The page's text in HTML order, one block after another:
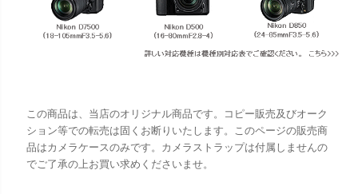
この商品は、当店のオリジナル商品です。コピー販売及びオーク
ション等での転売は固くお断りいたします。このページの販売商
品はカメラケースのみです。カメラストラップは付属しませんの
でご了承の上お買い求めくださいませ。